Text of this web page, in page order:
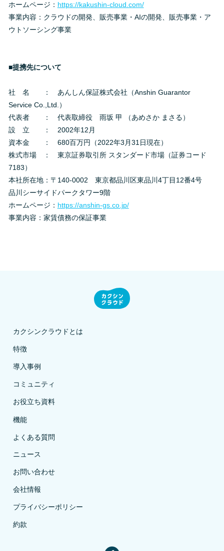
ホームページ： https://kakushin-cloud.com/
事業内容：クラウドの開発、販売事業・AIの開発、販売事業・ア
ウトソーシング事業
■提携先について
社 名 ： あんしん保証株式会社（Anshin Guarantor
Service Co.,Ltd.）
代表者 ： 代表取締役 雨坂 甲 （あめさか まさる）
設 立 ： 2002年12月
資本金 ： 680百万円（2022年3月31日現在）
株式市場 ： 東京証券取引所 スタンダード市場（証券コード
7183）
本社所在地：〒140-0002 東京都品川区東品川4丁目12番4号
品川シーサイドパークタワー9階
ホームページ： https://anshin-gs.co.jp/
事業内容：家賃債務の保証事業
カクシンクラウドとは
特徴
導入事例
コミュニティ
お役立ち資料
機能
よくある質問
ニュース
お問い合わせ
会社情報
プライバシーポリシー
約款